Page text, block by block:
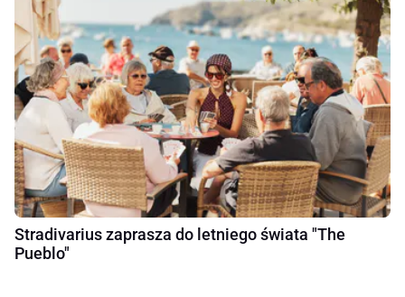
Stradivarius zaprasza do letniego świata "The
Pueblo"